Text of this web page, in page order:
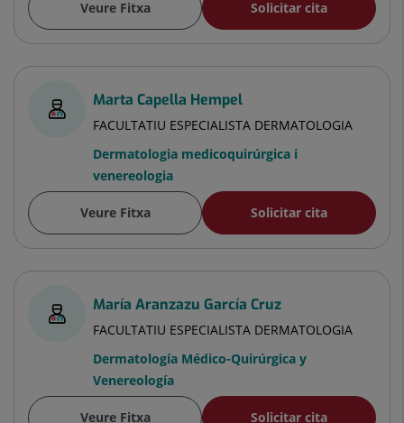
Veure Fitxa Solicitar cita
Marta Capella Hempel
FACULTATIU ESPECIALISTA DERMATOLOGIA
Dermatologia medicoquirúrgica i
venereologia
Veure Fitxa Solicitar cita
María Aranzazu García Cruz
FACULTATIU ESPECIALISTA DERMATOLOGIA
Dermatología Médico-Quirúrgica y
Venereología
Veure Fitxa Solicitar cita